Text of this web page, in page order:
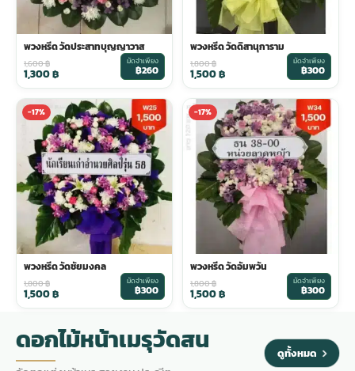
พวงหรีด วัดประสาทบุญญาวาส
1,600฿
1,300฿
มัดจำเพียง
฿260
พวงหรีด วัดดิสานุการาม
1,800฿
1,500฿
มัดจำเพียง
฿300
-17%
พวงหรีด วัดชัยมงคล
1,800฿
1,500฿
มัดจำเพียง
฿300
-17%
พวงหรีด วัดอัมพวัน
1,800฿
1,500฿
มัดจำเพียง
฿300
ดอกไม้หน้าเมรุวัดสน ดูทั้งหมด